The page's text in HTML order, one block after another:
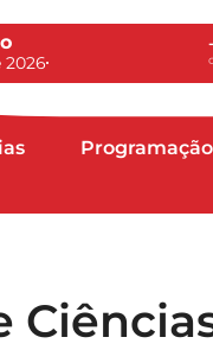
2026
Programação